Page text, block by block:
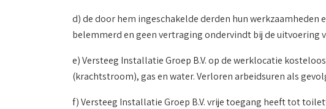
d) de door hem ingeschakelde derden hun
belemmerd en geen vertraging ondervindt bij de uitvoering
e) Versteeg Installatie Groep B.V. op de werklocatie
(krachtstroom), gas en water. Verloren arbeidsuren als
f) Versteeg Installatie Groep B.V. vrije toegang heeft tot